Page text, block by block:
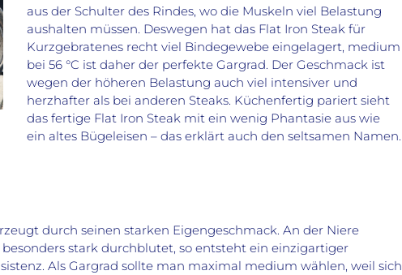
aus der Schulter des Rindes, wo die Muskeln viel Belastung
aushalten müssen. Deswegen hat das Flat Iron Steak für
Kurzgebratenes recht viel Bindegewebe eingelagert, medium
bei 56 °C ist daher der perfekte Gargrad. Der Geschmack ist
wegen der höheren Belastung auch viel intensiver und
herzhafter als bei anderen Steaks. Küchenfertig pariert sieht
das fertige Flat Iron Steak mit ein wenig Phantasie aus wie
ein altes Bügeleisen – das erklärt auch den seltsamen Namen.
durch seinen starken Eigengeschmack. An der Niere
stark durchblutet, so entsteht ein einzigartiger
Als Gargrad sollte man maximal medium wählen, weil sich